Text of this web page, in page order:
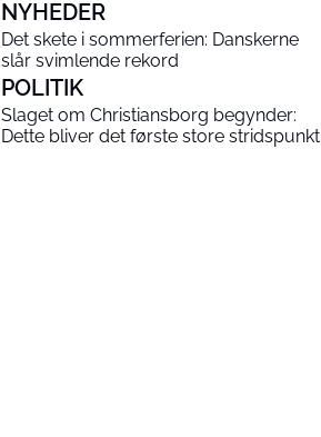
NYHEDER
Det skete i sommerferien: Danskerne
slår svimlende rekord
POLITIK
Slaget om Christiansborg begynder:
Dette bliver det første store stridspunkt